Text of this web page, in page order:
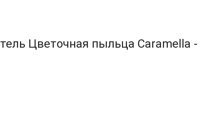
Цветочная пыльца Caramella